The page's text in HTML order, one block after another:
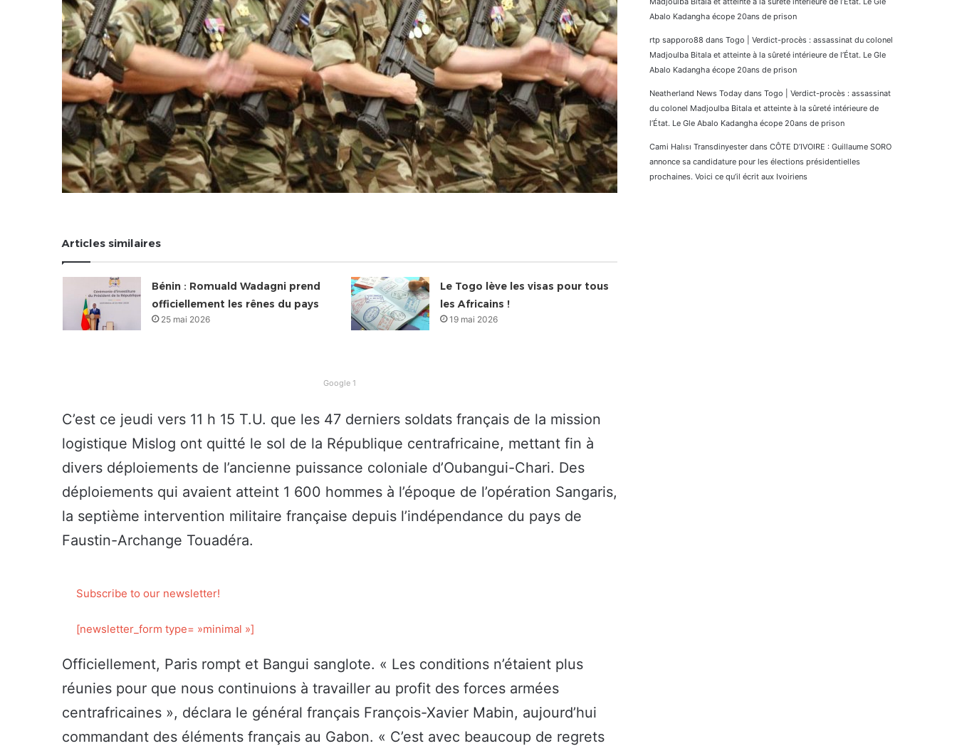
Articles similaires
Bénin : Romuald Wadagni prend
officiellement les rênes du pays
25 mai 2026
Le Togo lève les visas pour tous
les Africains !
19 mai 2026
Google 1
C’est ce jeudi vers 11 h 15 T.U. que les 47 derniers soldats français de la mission
logistique Mislog ont quitté le sol de la République centrafricaine, mettant fin à
divers déploiements de l’ancienne puissance coloniale d’Oubangui-Chari. Des
déploiements qui avaient atteint 1 600 hommes à l’époque de l’opération Sangaris,
la septième intervention militaire française depuis l’indépendance du pays de
Faustin-Archange Touadéra.
Subscribe to our newsletter!
[newsletter_form type= »minimal »]
Officiellement, Paris rompt et Bangui sanglote. « Les conditions n’étaient plus
réunies pour que nous continuions à travailler au profit des forces armées
centrafricaines », déclara le général français François-Xavier Mabin, aujourd’hui
commandant des éléments français au Gabon. « C’est avec beaucoup de regrets
Abalo Kadangha écope 20ans de prison
rtp sapporo88 dans Togo | Verdict-procès : assassinat du colonel
Madjoulba Bitala et atteinte à la sûreté intérieure de l’État. Le Gle
Abalo Kadangha écope 20ans de prison
Neatherland News Today dans Togo | Verdict-procès : assassinat
du colonel Madjoulba Bitala et atteinte à la sûreté intérieure de
l’État. Le Gle Abalo Kadangha écope 20ans de prison
Cami Halısı Transdinyester dans CÔTE D’IVOIRE : Guillaume SORO
annonce sa candidature pour les élections présidentielles
prochaines. Voici ce qu’il écrit aux Ivoiriens